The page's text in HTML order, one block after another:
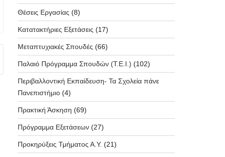
Θέσεις Εργασίας (8)
Κατατακτήριες Εξετάσεις (17)
Μεταπτυχιακές Σπουδές (66)
Παλαιό Πρόγραμμα Σπουδών (T.E.I.) (102)
Περιβαλλοντική Εκπαίδευση- Τα Σχολεία πάνε
Πανεπιστήμιο(4)
Πρακτική Άσκηση (69)
Πρόγραμμα Εξετάσεων(27)
Προκηρύξεις Τμήματος Α.Υ. (21)